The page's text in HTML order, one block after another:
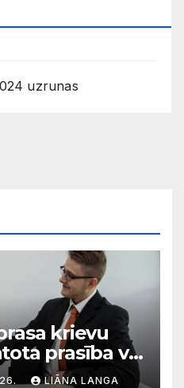
uzrunas
krievu
prasība vai
Skaidro VDI
LIĀNA LANGA